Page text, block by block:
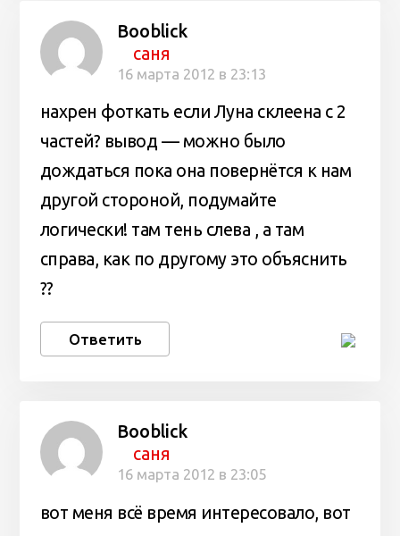
Booblick
саня
16 марта 2012 в 23:13
нахрен фоткать если Луна склеена с 2
частей? вывод — можно было
дождаться пока она повернётся к нам
другой стороной, подумайте
логически! там тень слева , а там
справа, как по другому это объяснить
??
Ответить
Booblick
саня
16 марта 2012 в 23:05
вот меня всё время интересовало, вот